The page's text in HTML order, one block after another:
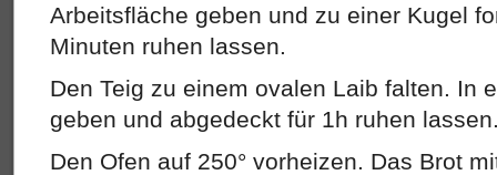
Arbeitsfläche geben und zu einer Kugel
Minuten ruhen lassen.
Den Teig zu einem ovalen Laib falten. In
geben und abgedeckt für 1h ruhen
Den Ofen auf 250° vorheizen. Das Brot